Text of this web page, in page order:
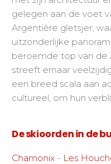
gelegen aan de voet
Argentière gletsjer,
uitzonderlijke
beroemde top van de
streeft ernaar
een breed scala aan
cultureel, om hun
De skioorden in de
Chamonix - Les